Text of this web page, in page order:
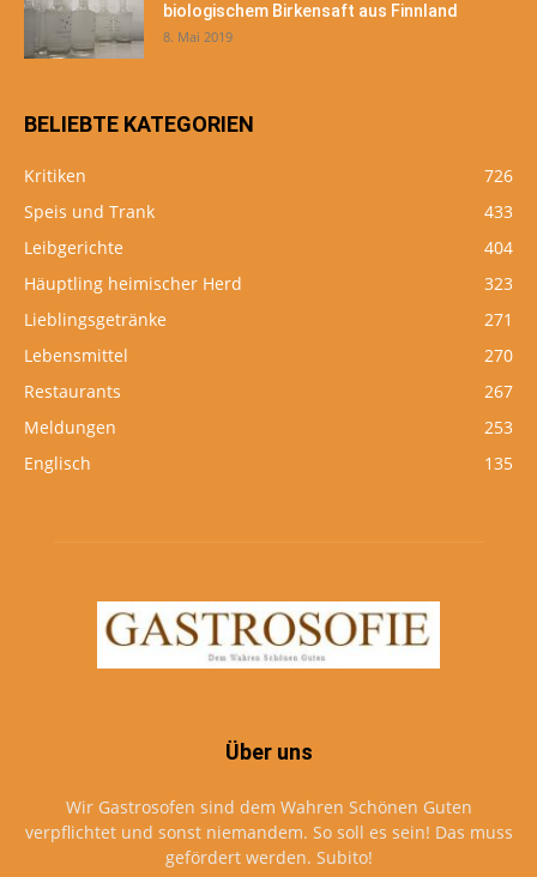
biologischem Birkensaft aus Finnland
8. Mai 2019
BELIEBTE KATEGORIEN
Kritiken
726
Speis und Trank
433
Leibgerichte
404
Häuptling heimischer Herd
323
Lieblingsgetränke
271
Lebensmittel
270
Restaurants
267
Meldungen
253
Englisch
135
Über uns
Wir Gastrosofen sind dem Wahren Schönen Guten
verpflichtet und sonst niemandem. So soll es sein! Das muss
gefördert werden. Subito!